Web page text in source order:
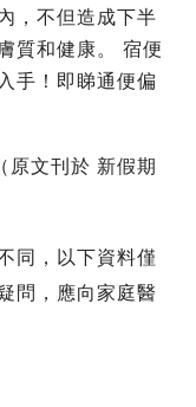
，不但造成下半
質和健康。 宿便
手！即睇通便偏
文刊於 新假期
同，以下資料僅
問，應向家庭醫